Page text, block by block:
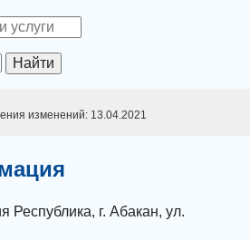
Найти
изменений: 13.04.2021
Республика, г. Абакан, ул.